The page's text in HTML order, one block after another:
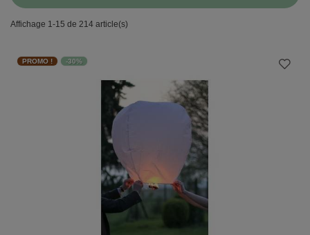
Affichage 1-15 de 214 article(s)
PROMO ! -30%